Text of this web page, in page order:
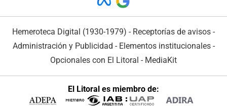
Hemeroteca Digital (1930-1979) - Receptorías de avisos -
Administración y Publicidad - Elementos institucionales-
Opcionales con El Litoral - MediaKit
El Litoral es miembro de: